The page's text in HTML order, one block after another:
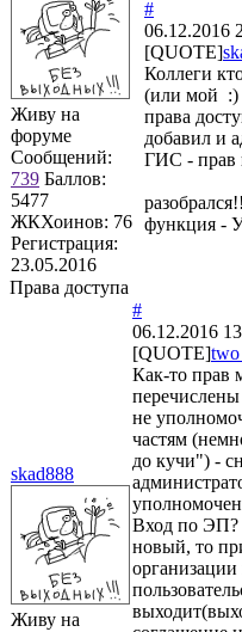
Живу на
форуме
Сообщений:
739 Баллов:
5477
ЖКХоинов: 76
Регистрация:
23.05.2016
#
06.12.2016
[QUOTE]
Коллеги
(или мой :)
права
добавил и
ГИС - прав
функция -
Права доступа
skad888
Живу на
#
06.12.2016
[QUOTE]
Как-то прав
не
частям
до кучи") -
Вход по ЭП?
новый, то